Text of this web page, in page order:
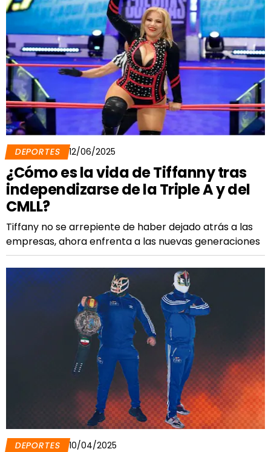
DEPORTES 12/06/2025
¿Cómo es la vida de Tiffanny tras
independizarse de la Triple A y del
CMLL?
Tiffany no se arrepiente de haber dejado atrás a las
empresas, ahora enfrenta a las nuevas generaciones
DEPORTES 10/04/2025